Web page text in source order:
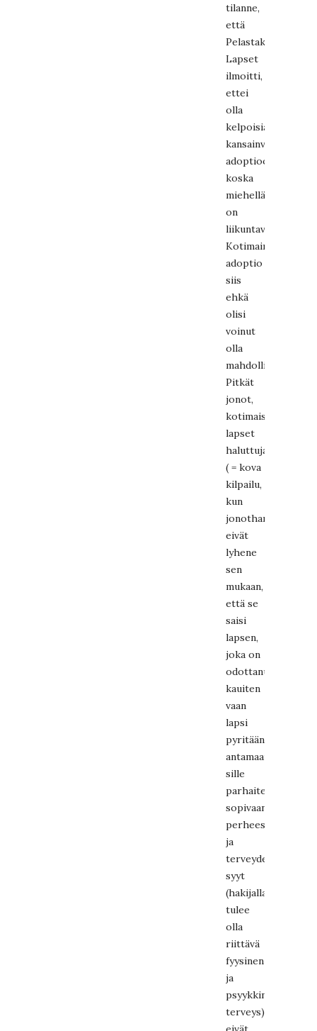
tilanne,
että
Pelastakaa
Lapset
ilmoitti,
ettei
olla
kelpoisia
kansainväliseen
adoptioon,
koska
miehellä
on
liikuntavamma.”
Kotimainen
adoptio
siis
ehkä
olisi
voinut
olla
mahdollisuus?
Pitkät
jonot,
kotimaiset
lapset
haluttuja
( = kova
kilpailu,
kun
jonothan
eivät
lyhene
sen
mukaan,
että se
saisi
lapsen,
joka on
odottanut
kauiten
vaan
lapsi
pyritään
antamaan
sille
parhaiten
sopivaan
perheeseen)
ja
terveydelliset
syyt
(hakijalla
tulee
olla
riittävä
fyysinen
ja
psyykkinen
terveys)